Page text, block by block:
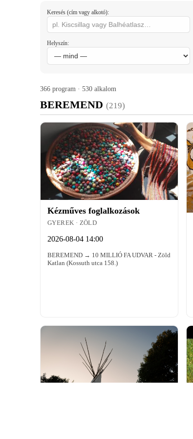
Keresés (cím vagy alkotó):
Helyszín:
366 program · 530 alkalom
BEREMEND (219)
Kézműves foglalkozások
GYEREK · ZÖLD
2026-08-04 14:00
BEREMEND → 10 MILLIÓ FA UDVAR - Zöld
Katlan (Kossuth utca 158.)